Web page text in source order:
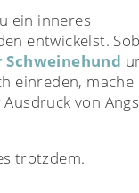
ein inneres
entwickelst.
einreden,
von
trotzdem.